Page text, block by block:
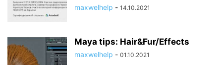
maxwelhelp - 14.10.2021
Maya tips: Hair&Fur/Effects
maxwelhelp - 01.10.2021